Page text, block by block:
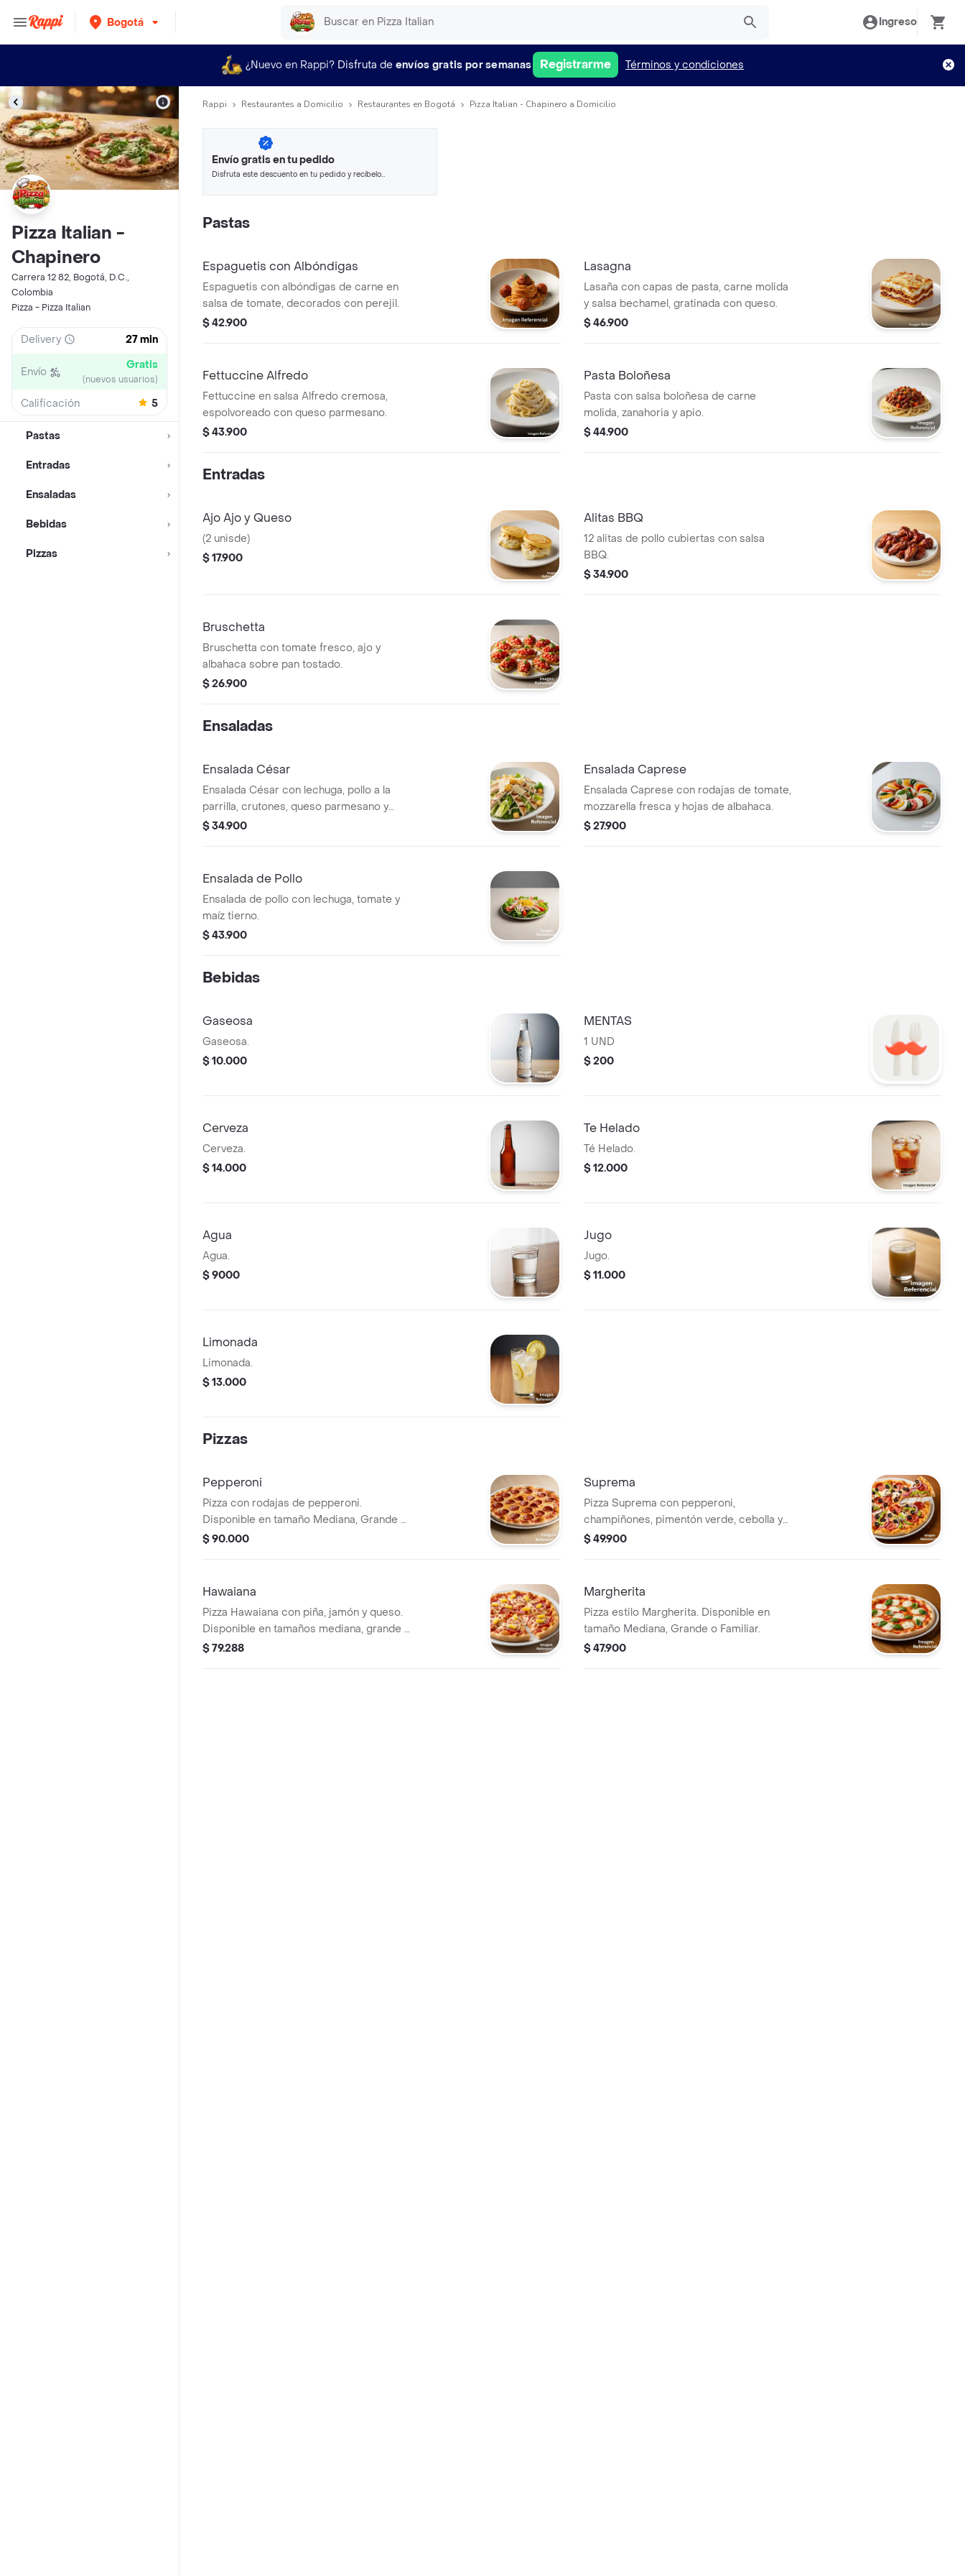
Bogotá Ingreso
¿Nuevo en Rappi? Disfruta de envíos gratis por semanas Registrarme Términos y condiciones
Pizza Italian -
Chapinero
Carrera 12 82, Bogotá, D.C.,
Colombia
Pizza - Pizza Italian
Delivery 27 min
Envío Gratis
(nuevos usuarios)
Calificación 5
Pastas
Entradas
Ensaladas
Bebidas
Pizzas
Rappi Restaurantes a Domicilio Restaurantes en Bogotá Pizza Italian - Chapinero a Domicilio
Envío gratis en tu pedido
Disfruta este descuento en tu pedido y recíbelo
Pastas
Espaguetis con Albóndigas
Espaguetis con albóndigas de carne en
salsa de tomate, decorados con perejil.
$ 42.900
Lasagna
Lasaña con capas de pasta, carne molida
y salsa bechamel, gratinada con queso.
$ 46.900
Fettuccine Alfredo
Fettuccine en salsa Alfredo cremosa,
espolvoreado con queso parmesano.
$ 43.900
Pasta Boloñesa
Pasta con salsa boloñesa de carne
molida, zanahoria y apio.
$ 44.900
Entradas
Ajo Ajo y Queso
(2 unisde)
$ 17.900
Alitas BBQ
12 alitas de pollo cubiertas con salsa
BBQ.
$ 34.900
Bruschetta
Bruschetta con tomate fresco, ajo y
albahaca sobre pan tostado.
$ 26.900
Ensaladas
Ensalada César
Ensalada César con lechuga, pollo a la
parrilla, crutones, queso parmesano y
aderezo César.
$ 34.900
Ensalada Caprese
Ensalada Caprese con rodajas de tomate,
mozzarella fresca y hojas de albahaca.
$ 27.900
Ensalada de Pollo
Ensalada de pollo con lechuga, tomate y
maíz tierno.
$ 43.900
Bebidas
Gaseosa
Gaseosa.
$ 10.000
MENTAS
1 UND
$ 200
Cerveza
Cerveza.
$ 14.000
Te Helado
Té Helado.
$ 12.000
Agua
Agua.
$ 9000
Jugo
Jugo.
$ 11.000
Limonada
Limonada.
$ 13.000
Pizzas
Pepperoni
Pizza con rodajas de pepperoni.
Disponible en tamaño Mediana, Grande o
Familiar.
$ 90.000
Suprema
Pizza Suprema con pepperoni,
champiñones, pimentón verde, cebolla y
aceitunas negras.
$ 49.900
Hawaiana
Pizza Hawaiana con piña, jamón y queso.
Disponible en tamaños mediana, grande o
familiar.
$ 79.288
Margherita
Pizza estilo Margherita. Disponible en
tamaño Mediana, Grande o Familiar.
$ 47.900